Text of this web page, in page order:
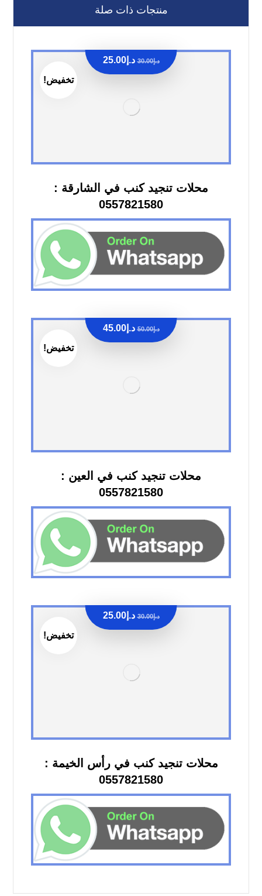
منتجات ذات صلة
تخفيض!
محلات تنجيد كنب في الشارقة :
0557821580
د.إ30.00 د.إ25.00
تخفيض!
محلات تنجيد كنب في العين :
0557821580
د.إ50.00 د.إ45.00
تخفيض!
محلات تنجيد كنب في رأس الخيمة :
0557821580
د.إ30.00 د.إ25.00